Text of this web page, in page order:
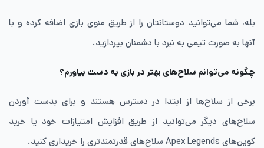
بله، شما می‌توانید دوستانتان را از طریق منوی بازی اضافه کرده و با
آنها به صورت تیمی به نبرد با دشمنان بپردازید.
چگونه می‌توانم سلاح‌های بهتر در بازی به دست بیاورم؟
برخی از سلاح‌ها از ابتدا در دسترس هستند و برای بدست آوردن
سلاح‌های دیگر می‌توانید از طریق افزایش امتیازات خود یا خرید
کوین‌های Apex Legends سلاح‌های قدرتمندتری را خریداری کنید.